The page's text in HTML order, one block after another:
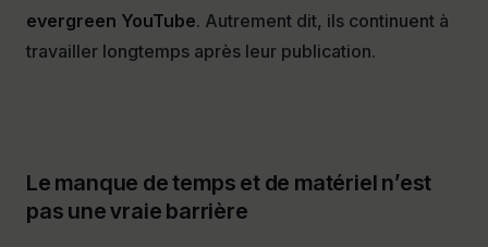
evergreen YouTube. Autrement dit, ils continuent à
travailler longtemps après leur publication.
Le manque de temps et de matériel n’est
pas une vraie barrière